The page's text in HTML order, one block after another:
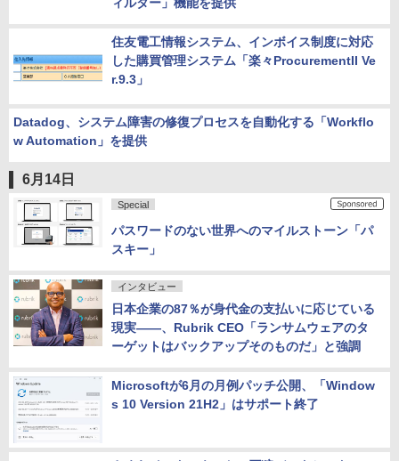
住友電工情報システム、インボイス制度に対応
した購買管理システム「楽々ProcurementII Ve
r.9.3」
Datadog、システム障害の修復プロセスを自動化する「Workflo
w Automation」を提供
6月14日
Special
パスワードのない世界へのマイルストーン「パ
スキー」
インタビュー
日本企業の87％が身代金の支払いに応じている
現実――、Rubrik CEO「ランサムウェアのタ
ーゲットはバックアップそのものだ」と強調
Microsoftが6月の月例パッチ公開、「Window
s 10 Version 21H2」はサポート終了